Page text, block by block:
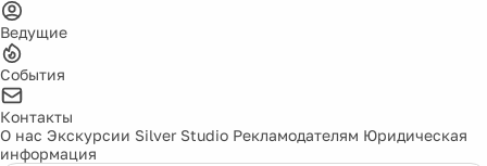
Ведущие
События
Контакты
О нас Экскурсии Silver Studio Рекламодателям Юридическая
информация